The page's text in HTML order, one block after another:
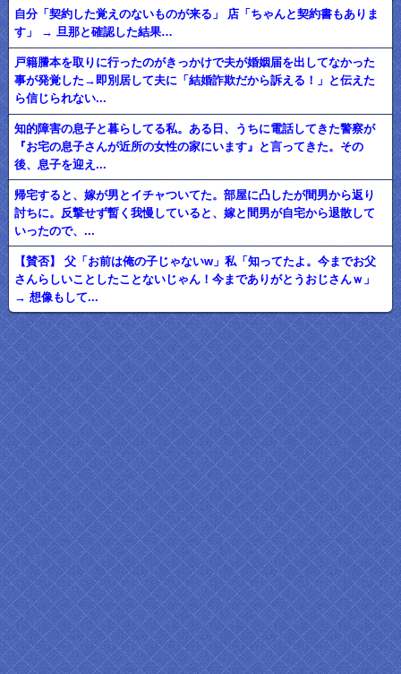
自分「契約した覚えのないものが来る」 店「ちゃんと契約書もありま
す」 → 旦那と確認した結果…
戸籍謄本を取りに行ったのがきっかけで夫が婚姻届を出してなかった
事が発覚した→即別居して夫に「結婚詐欺だから訴える！」と伝えた
ら信じられない...
知的障害の息子と暮らしてる私。ある日、うちに電話してきた警察が
『お宅の息子さんが近所の女性の家にいます』と言ってきた。その
後、息子を迎え...
帰宅すると、嫁が男とイチャついてた。部屋に凸したが間男から返り
討ちに。反撃せず暫く我慢していると、嫁と間男が自宅から退散して
いったので、...
【賛否】 父「お前は俺の子じゃないw」私「知ってたよ。今までお父
さんらしいことしたことないじゃん！今までありがとうおじさんｗ」
→ 想像もして...